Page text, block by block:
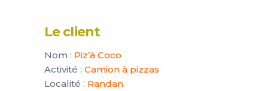
Le client
Nom : Piz’à Coco
Activité : Camion à pizzas
Localité : Randan